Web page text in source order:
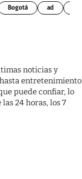
Bogotá ad
noticias y
entretenimiento
puede confiar, lo
24 horas, los 7